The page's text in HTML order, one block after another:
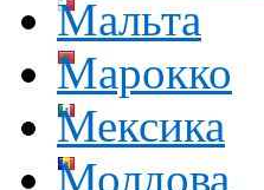
Мальта
Марокко
Мексика
Молдова